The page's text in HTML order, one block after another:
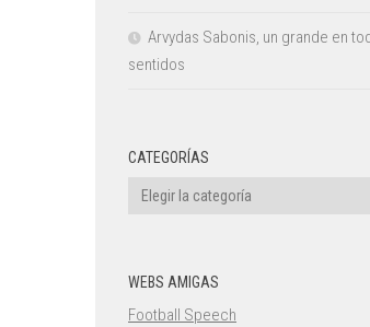
Arvydas Sabonis, un grande en
sentidos
CATEGORÍAS
Categorías
WEBS AMIGAS
Football Speech